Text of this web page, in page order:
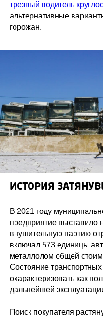
трезвый водитель
альтернативные
горожан.
ИСТОРИЯ
В 2021 году
предприятие выставило
внушительную партию
включал 573 единицы
металлолом общей
Состояние
охарактеризовать как
дальнейшей
Поиск покупателя